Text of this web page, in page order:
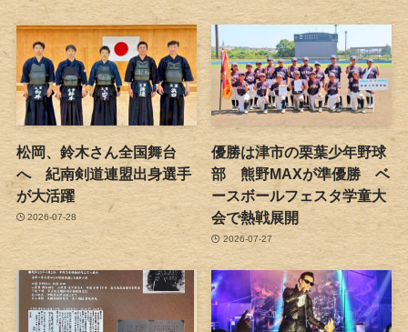
松岡、鈴木さん全国舞台
へ 紀南剣道連盟出身選手
が大活躍
2026-07-28
優勝は津市の栗葉少年野球
部 熊野MAXが準優勝 ベ
ースボールフェスタ学童大
会で熱戦展開
2026-07-27